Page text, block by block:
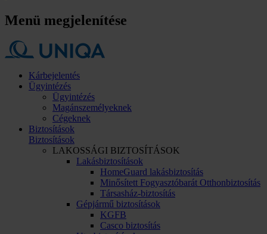
Menü megjelenítése
Kárbejelentés
Ügyintézés
Ügyintézés
Magánszemélyeknek
Cégeknek
Biztosítások
Biztosítások
LAKOSSÁGI BIZTOSÍTÁSOK
Lakásbiztosítások
HomeGuard lakásbiztosítás
Minősített Fogyasztóbarát Otthonbiztosítás
Társasház-biztosítás
Gépjármű biztosítások
KGFB
Casco biztosítás